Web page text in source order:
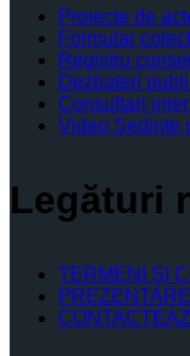
Proiecte de
Formular
Registru
Dezbateri
Consultari
Video Şedinţe
Legături
TERMENI ŞI